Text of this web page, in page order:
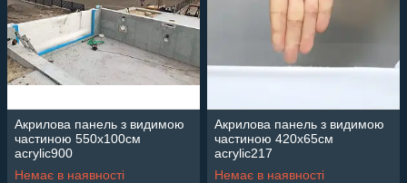
Акрилова панель з видимою
частиною 550х100см
acrylic900
Немає в наявності
Акрилова панель з видимою
частиною 420х65см
acrylic217
Немає в наявності